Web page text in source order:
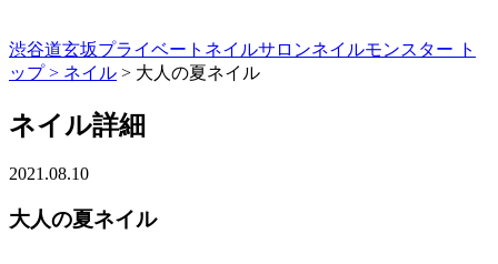
渋谷道玄坂プライベートネイルサロンネイルモンスター ト
ップ > ネイル > 大人の夏ネイル
ネイル詳細
2021.08.10
大人の夏ネイル